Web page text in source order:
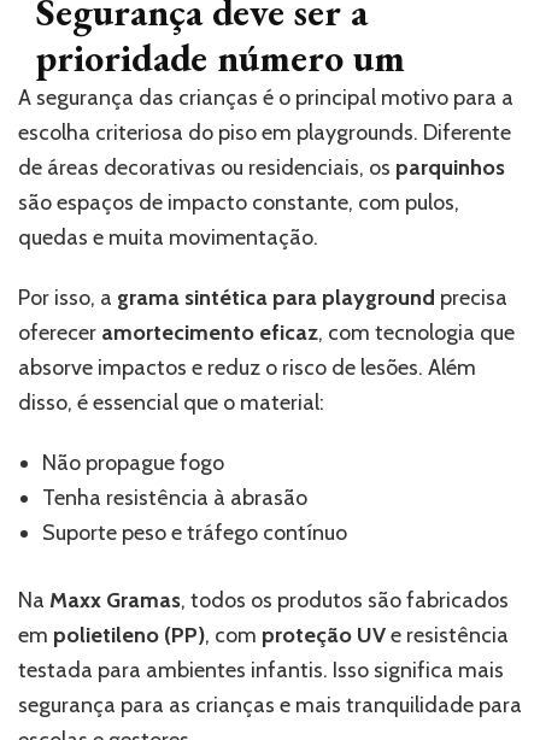
Segurança deve ser a
prioridade número um
A segurança das crianças é o principal motivo para a
escolha criteriosa do piso em playgrounds. Diferente
de áreas decorativas ou residenciais, os parquinhos
são espaços de impacto constante, com pulos,
quedas e muita movimentação.
Por isso, a grama sintética para playground precisa
oferecer amortecimento eficaz, com tecnologia que
absorve impactos e reduz o risco de lesões. Além
disso, é essencial que o material:
Não propague fogo
Tenha resistência à abrasão
Suporte peso e tráfego contínuo
Na Maxx Gramas, todos os produtos são fabricados
em polietileno (PP), com proteção UVe resistência
testada para ambientes infantis. Isso significa mais
segurança para as crianças e mais tranquilidade para